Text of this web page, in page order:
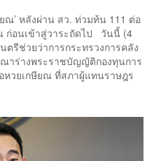
ณ’ หลังผ่าน สว. ท่วมท้น 111 ต่อ
ก่อนเข้าสู่วาระถัดไป วันนี้ (4
รีช่วยว่าการกระทรวงการคลัง
าร่างพระราชบัญญัติกองทุนการ
วยเกษียณ ที่สภาผู้แทนราษฎร